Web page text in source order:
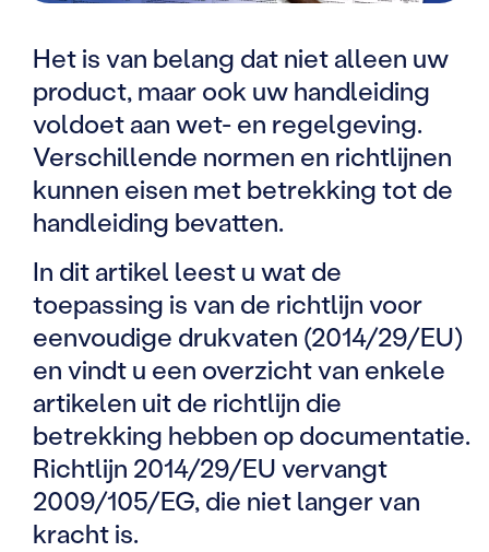
Het is van belang dat niet alleen uw
product, maar ook uw handleiding
voldoet aan wet- en regelgeving.
Verschillende normen en richtlijnen
kunnen eisen met betrekking tot de
handleiding bevatten.
In dit artikel leest u wat de
toepassing is van de richtlijn voor
eenvoudige drukvaten (2014/29/EU)
en vindt u een overzicht van enkele
artikelen uit de richtlijn die
betrekking hebben op documentatie.
Richtlijn 2014/29/EU vervangt
2009/105/EG, die niet langer van
kracht is.